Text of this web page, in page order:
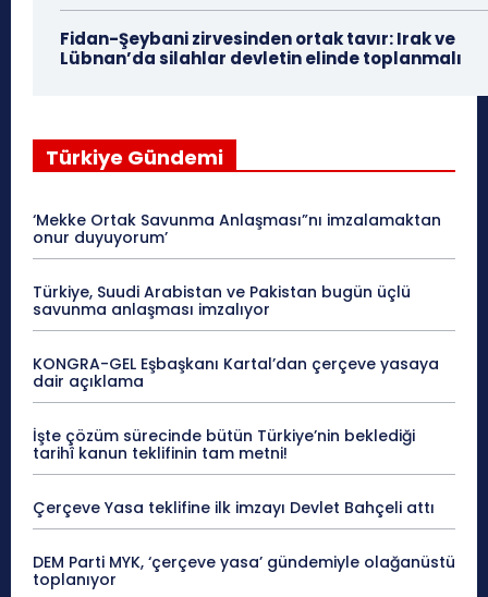
Fidan-Şeybani zirvesinden ortak tavır: Irak ve
Lübnan’da silahlar devletin elinde toplanmalı
Türkiye Gündemi
‘Mekke Ortak Savunma Anlaşması”nı imzalamaktan
onur duyuyorum’
Türkiye, Suudi Arabistan ve Pakistan bugün üçlü
savunma anlaşması imzalıyor
KONGRA-GEL Eşbaşkanı Kartal’dan çerçeve yasaya
dair açıklama
İşte çözüm sürecinde bütün Türkiye’nin beklediği
tarihî kanun teklifinin tam metni!
Çerçeve Yasa teklifine ilk imzayı Devlet Bahçeli attı
DEM Parti MYK, ‘çerçeve yasa’ gündemiyle olağanüstü
toplanıyor